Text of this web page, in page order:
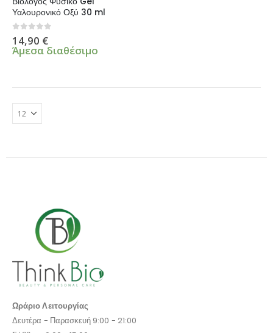
Υαλουρονικό Οξύ 30 ml
0 από 5
14,90 €
Άμεσα διαθέσιμο
Ωράριο Λειτουργίας
Δευτέρα - Παρασκευή 9:00 - 21:00